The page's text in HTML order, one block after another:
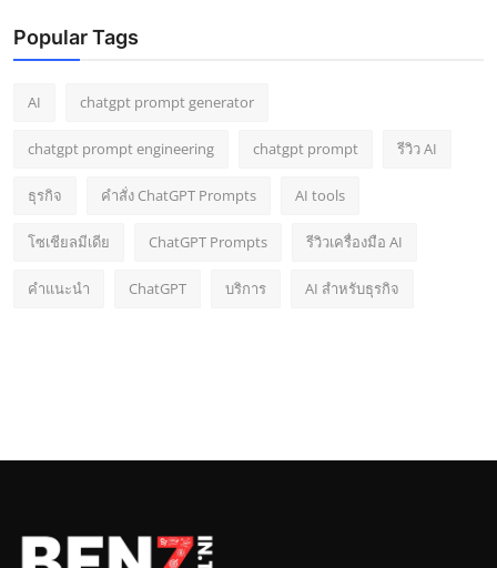
Popular Tags
AI chatgpt prompt generator
chatgpt prompt engineering chatgpt prompt รีวิว AI
ธุรกิจ คำสั่ง ChatGPT Prompts AI tools
โซเชียลมีเดีย ChatGPT Prompts รีวิวเครื่องมือ AI
คำแนะนำ ChatGPT บริการ AI สำหรับธุรกิจ